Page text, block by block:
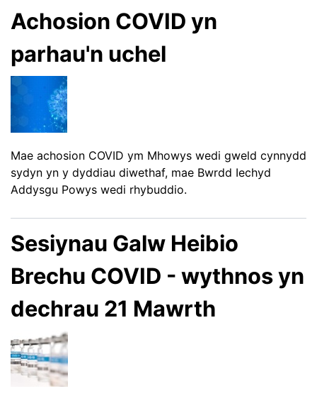
Achosion COVID yn
parhau'n uchel
Mae achosion COVID ym Mhowys wedi gweld cynnydd
sydyn yn y dyddiau diwethaf, mae Bwrdd Iechyd
Addysgu Powys wedi rhybuddio.
Sesiynau Galw Heibio
Brechu COVID - wythnos yn
dechrau 21 Mawrth